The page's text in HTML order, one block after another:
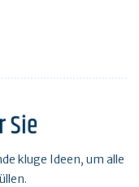
Sie
kluge Ideen, um alle